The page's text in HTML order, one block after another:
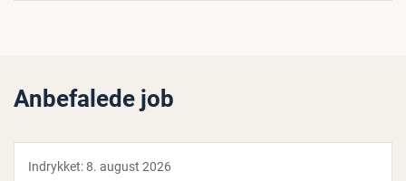
Anbefalede job
Indrykket:8. august 2026